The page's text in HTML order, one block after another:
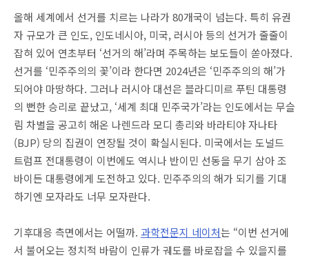
올해 세계에서 선거를 치르는 나라가 80개국이 넘는다. 특히 유권
자 규모가 큰 인도, 인도네시아, 미국, 러시아 등의 선거가 줄줄이
잡혀 있어 연초부터 ‘선거의 해’라며 주목하는 보도들이 쏟아졌다.
선거를 ‘민주주의의 꽃’이라 한다면 2024년은 ‘민주주의의 해’가
되어야 마땅하다. 그러나 러시아 대선은 블라디미르 푸틴 대통령
의 뻔한 승리로 끝났고, ‘세계 최대 민주국가’라는 인도에서는 무슬
림 차별을 공고히 해온 나렌드라 모디 총리와 바라티야 자나타
(BJP) 당의 집권이 연장될 것이 확실시된다. 미국에서는 도널드
트럼프 전대통령이 이번에도 역시나 반이민 선동을 무기 삼아 조
바이든 대통령에게 도전하고 있다. 민주주의의 해가 되기를 기대
하기엔 모자라도 너무 모자란다.
기후대응 측면에서는 어떨까. 과학전문지 네이처는 “이번 선거에
서 불어오는 정치적 바람이 인류가 궤도를 바로잡을 수 있을지를